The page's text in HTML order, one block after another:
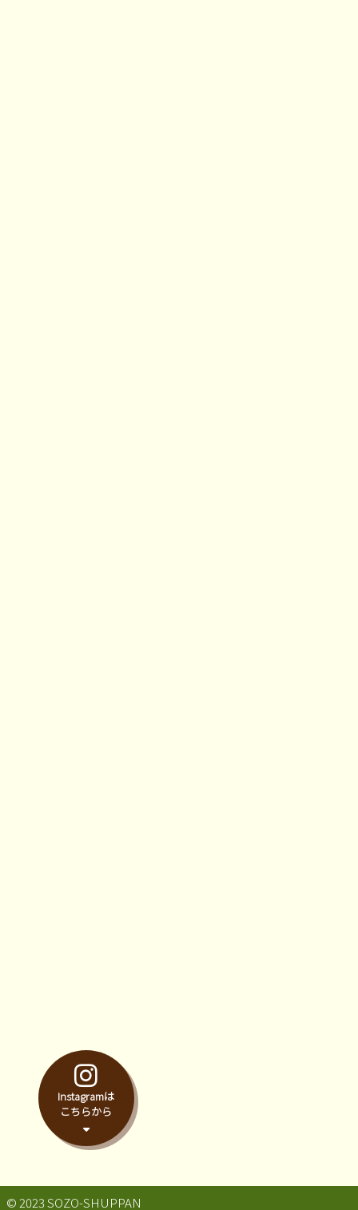
Instagramは
こちらから
© 2023 SOZO-SHUPPAN